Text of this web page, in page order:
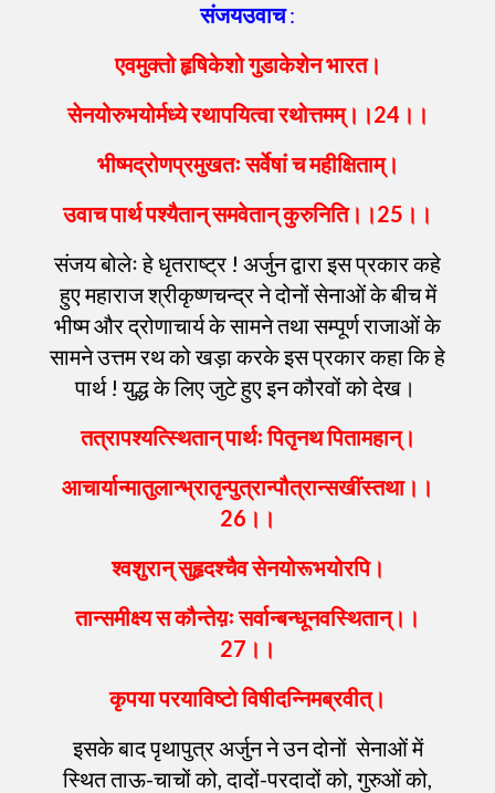
संजयउवाच:
एवमुक्तोहृषिकेशोगुडाकेशेनभारत।
सेनयोरुभयोर्मध्येरथापयित्वारथोत्तमम्।।24 ।।
भीष्मद्रोणप्रमुखतःसर्वेषांचमहीक्षिताम्।
उवाचपार्थपश्यैतान्समवेतान्कुरुनिति।।25 ।।
संजय बोलेः हे धृतराष्ट्र ! अर्जुन द्वारा इस प्रकार कहे
हुए महाराज श्रीकृष्णचन्द्र ने दोनों सेनाओं के बीच में
भीष्म और द्रोणाचार्य के सामने तथा सम्पूर्ण राजाओं के
सामने उत्तम रथ को खड़ा करके इस प्रकार कहा कि हे
पार्थ ! युद्ध के लिए जुटे हुए इन कौरवों को देख।
तत्रापश्यत्स्थितान्पार्थःपितृनथपितामहान्।
आचार्यान्मातुलान्भ्रातृन्पुत्रान्पौत्रान्सखींस्तथा।।
26 ।।
श्वशुरान्सुहृदश्चैवसेनयोरूभयोरपि।
तान्समीक्ष्यसकौन्तेय़ःसर्वान्बन्धूनवस्थितान्।।
27 ।।
कृपयापरयाविष्टोविषीदन्निमब्रवीत्।
इसके बाद पृथापुत्र अर्जुन ने उन दोनों सेनाओं में
स्थित ताऊ-चाचों को, दादों-परदादों को, गुरुओं को,